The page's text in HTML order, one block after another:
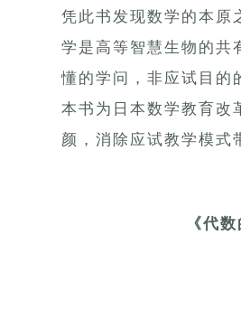
凭此书发现数学的本原
学是高等智慧生物的共
懂的学问，非应试目的
本书为日本数学教育改
颜，消除应试教学模式
《代